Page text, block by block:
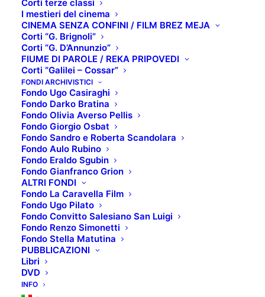
Corti terze classi
I mestieri del cinema
CINEMA SENZA CONFINI / FILM BREZ MEJA
Corti “G. Brignoli”
Corti “G. D’Annunzio”
FIUME DI PAROLE / REKA PRIPOVEDI
Corti “Galilei – Cossar”
FONDI ARCHIVISTICI
Fondo Ugo Casiraghi
Fondo Darko Bratina
Fondo Olivia Averso Pellis
Fondo Giorgio Osbat
Fondo Sandro e Roberta Scandolara
Fondo Aulo Rubino
Fondo Eraldo Sgubin
Fondo Gianfranco Grion
ALTRI FONDI
Fondo La Caravella Film
Fondo Ugo Pilato
Fondo Convitto Salesiano San Luigi
Fondo Renzo Simonetti
Fondo Stella Matutina
PUBBLICAZIONI
Libri
DVD
INFO
Proiezione del film La
battaglia dall’Astico al
Piave (1918) con
accompagnamento
musicale di Zlatko
Kaučič dal vivo